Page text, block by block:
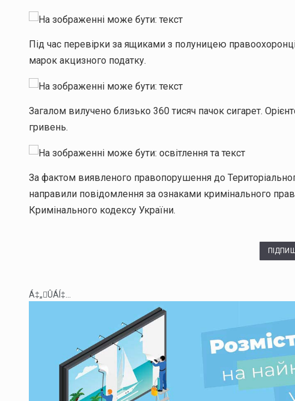
Під час перевірки за ящиками з полуницею
марок акцизного податку.
Загалом вилучено близько 360 тисяч пачок сигарет.
гривень.
За фактом виявленого правопорушення до
направили повідомлення за ознаками кримінального
Кримінального кодексу України.
Á‡„ÛÁÍ‡...